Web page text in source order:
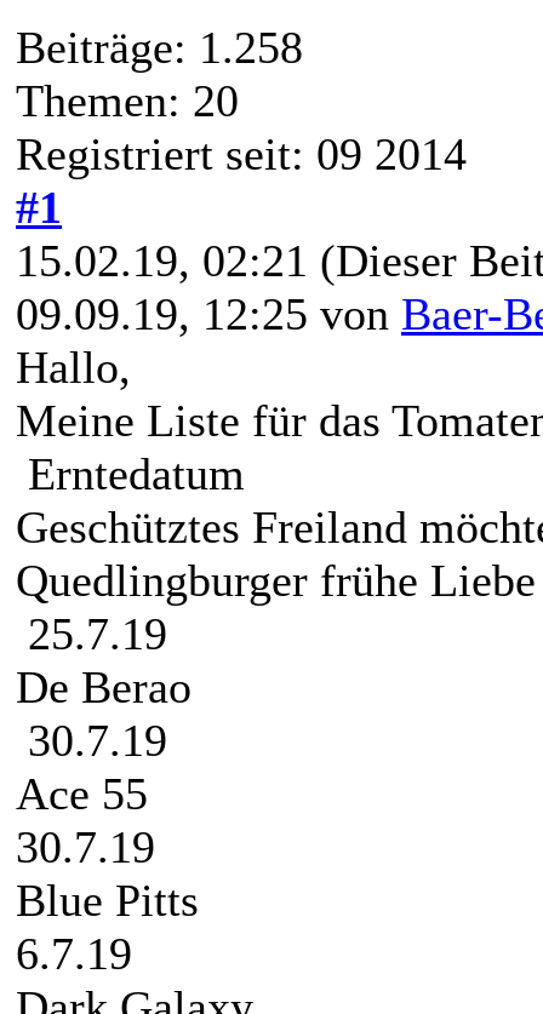
Beiträge: 1.258
Themen: 20
Registriert seit: 09 2014
#1
15.02.19, 02:21 (Dieser
09.09.19, 12:25 von Baer-
Hallo,
Meine Liste für das
Erntedatum
Geschütztes Freiland
25.7.19
De
30.7.19
Ace
30.7.19
6.7.19